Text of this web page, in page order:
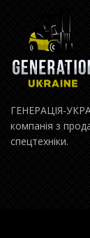
ГЕНЕРАЦІЯ-
компанія з
спецтехніки.